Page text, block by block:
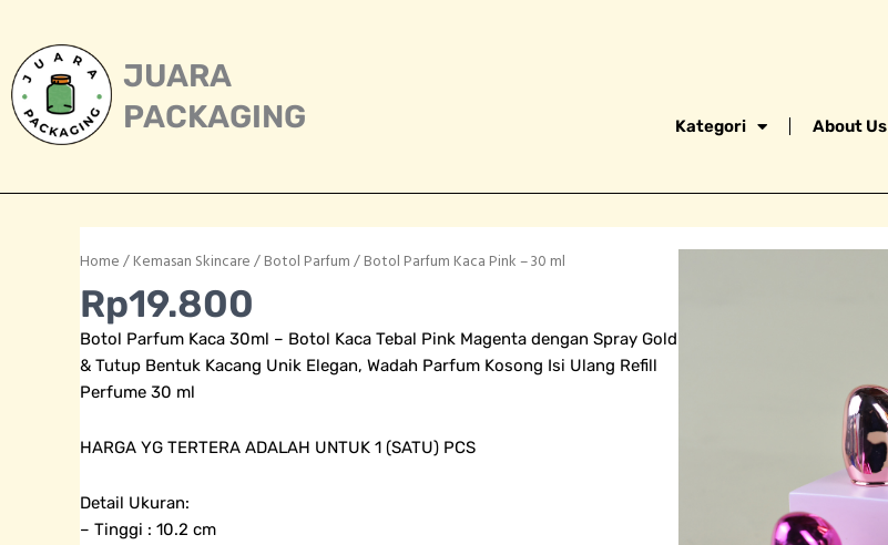
content
JUARA
PACKAGING
Kategori About Us
Home/Kemasan Skincare/Botol Parfum/ Botol Parfum Kaca Pink – 30 ml
Rp19.800
Botol Parfum Kaca 30ml – Botol Kaca Tebal Pink Magenta dengan Spray Gold
& Tutup Bentuk Kacang Unik Elegan, Wadah Parfum Kosong Isi Ulang Refill
Perfume 30 ml
HARGA YG TERTERA ADALAH UNTUK 1 (SATU) PCS
Detail Ukuran:
– Tinggi : 10.2 cm